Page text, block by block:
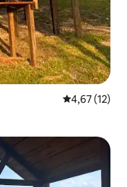
4,67 de uma
4,67 (12)